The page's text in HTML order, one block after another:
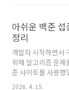
아쉬운 백준
정리
개발자 시작하면서
위해 알고리즘 문제
준 사이트를 사용했
종 공지가 올라왔다.
2026. 4. 15.